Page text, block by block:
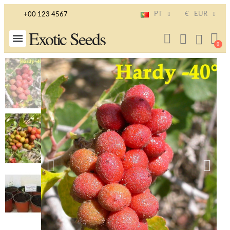
+00 123 4567 PT € EUR
Exotic Seeds